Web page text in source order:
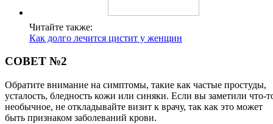
Читайте также:
Как долго лечится цистит у женщин
СОВЕТ №2
Обратите внимание на симптомы, такие как частые простуды,
усталость, бледность кожи или синяки. Если вы заметили что-
необычное, не откладывайте визит к врачу, так как это может
быть признаком заболеваний крови.